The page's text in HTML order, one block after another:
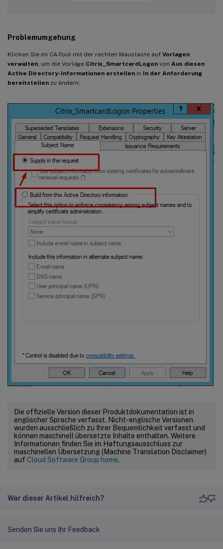
Problemumgehung
Klicken Sie im CA-Tool mit der rechten Maustaste auf Vorlagen
verwalten, um die Vorlage Citrix_SmartcardLogon von Aus diesen
Active Directory-Informationen erstellen in In der Anforderung
bereitstellen zu ändern:
Die offizielle Version dieser Produktdokumentation ist in
englischer Sprache verfasst. Nicht-englische Versionen
wurden ausschließlich zu Ihrer Bequemlichkeit verfasst und
können maschinell übersetzte Inhalte enthalten. Weitere
Informationen finden Sie im Haftungsausschluss zur
maschinellen Übersetzung (Machine Translation Disclaimer)
auf Cloud Software Group home.
War dieser Artikel hilfreich?
Senden Sie uns Ihr Feedback